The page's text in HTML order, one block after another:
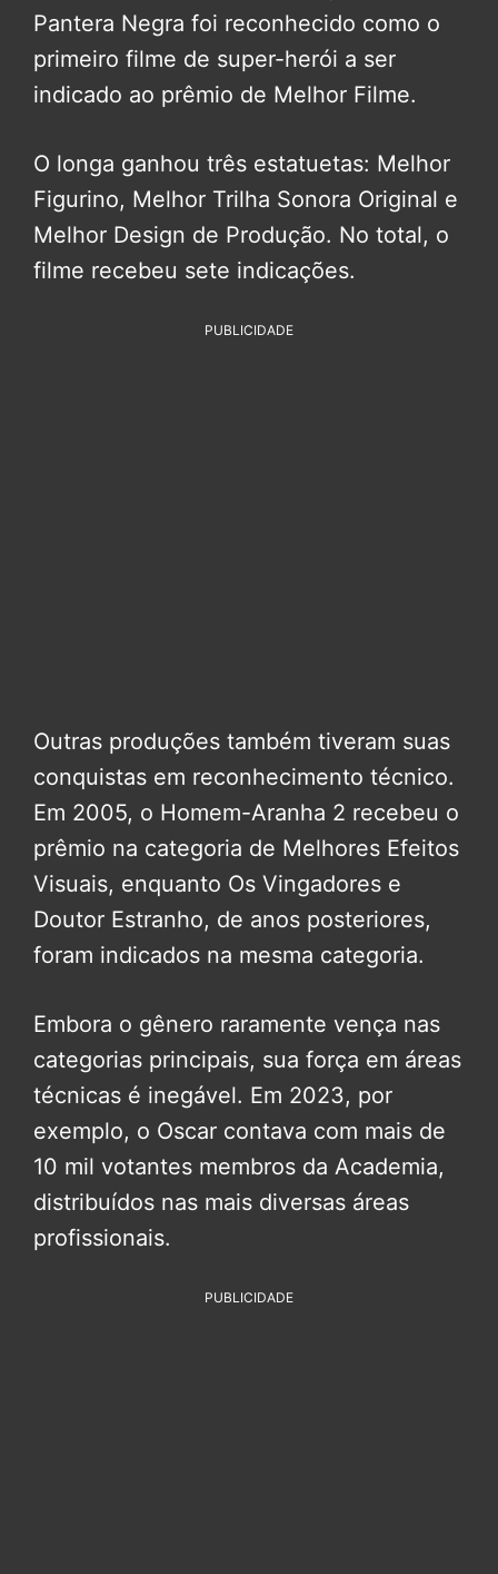
Pantera Negra foi reconhecido como o
primeiro filme de super-herói a ser
indicado ao prêmio de Melhor Filme.
O longa ganhou três estatuetas: Melhor
Figurino, Melhor Trilha Sonora Original e
Melhor Design de Produção. No total, o
filme recebeu sete indicações.
PUBLICIDADE
Outras produções também tiveram suas
conquistas em reconhecimento técnico.
Em 2005, o Homem-Aranha 2 recebeu o
prêmio na categoria de Melhores Efeitos
Visuais, enquanto Os Vingadores e
Doutor Estranho, de anos posteriores,
foram indicados na mesma categoria.
Embora o gênero raramente vença nas
categorias principais, sua força em áreas
técnicas é inegável. Em 2023, por
exemplo, o Oscar contava com mais de
10 mil votantes membros da Academia,
distribuídos nas mais diversas áreas
profissionais.
PUBLICIDADE